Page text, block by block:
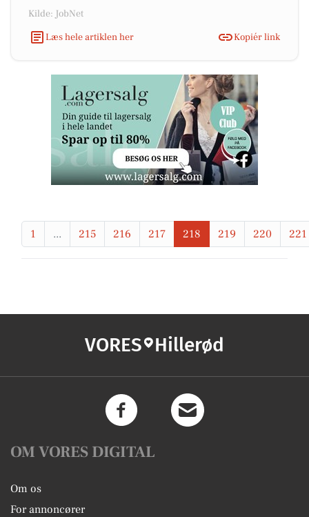
Kilde: JobNet
Læs hele artiklen her
Kopiér link
1 ... 215 216 217 218 219 220 221
VORES Hillerød
OM VORES DIGITAL
Om os
For annoncører